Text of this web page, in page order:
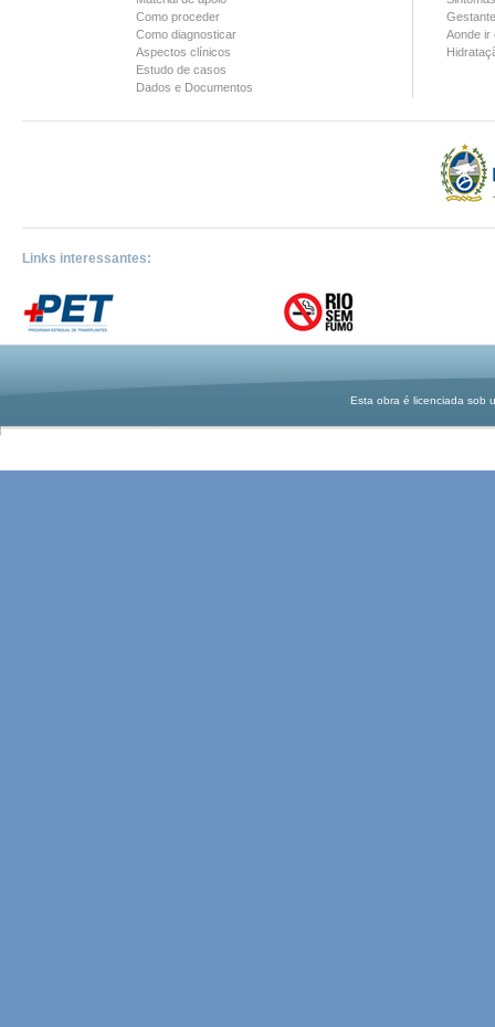
Como proceder
Como diagnosticar
Aspectos clínicos
Estudo de casos
Dados e Documentos
Aonde ir
Links interessantes:
Esta obra é licenciada sob